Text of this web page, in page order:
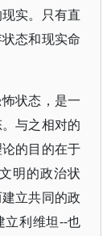
实。只有直
态和现实命
状态，是一
与之相对的
的目的在于
明的政治状
立共同的政
立利维坦--也